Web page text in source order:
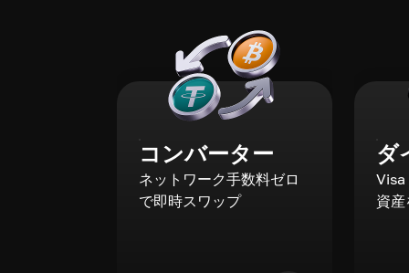
コンバーター
ネットワーク手数料ゼロ
で即時スワップ
ダ
資